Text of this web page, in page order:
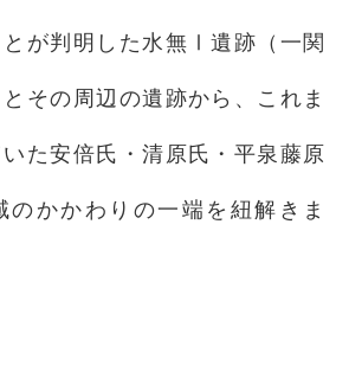
が判明した水無Ⅰ遺跡（一関
その周辺の遺跡から、これま
た安倍氏・清原氏・平泉藤原
のかかわりの一端を紐解きま